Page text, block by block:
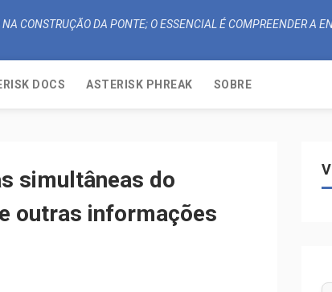
CONSTRUÇÃO DA PONTE; O ESSENCIAL É COMPREENDER A
DOCS ASTERISK PHREAK SOBRE
simultâneas do
outras informações